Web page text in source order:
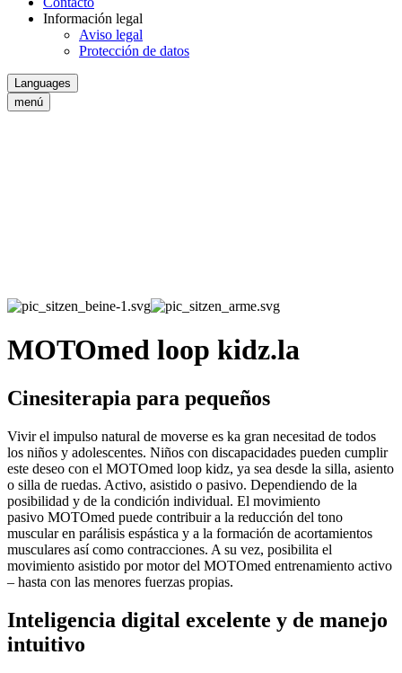
Información legal
Aviso legal
Protección de datos
Languages
menú
MOTOmed loop kidz.la
Cinesiterapia para pequeños
Vivir el impulso natural de moverse es ka gran necesitad de todos
los niños y adolescentes. Niños con discapacidades pueden cumplir
este deseo con el MOTOmed loop kidz, ya sea desde la silla, asiento
o silla de ruedas. Activo, asistido o pasivo. Dependiendo de la
posibilidad y de la condición individual. El movimiento
pasivo MOTOmed puede contribuir a la reducción del tono
muscular en parálisis espástica y a la formación de acortamientos
musculares así como contracciones. A su vez, posibilita el
movimiento asistido por motor del MOTOmed entrenamiento activo
– hasta con las menores fuerzas propias.
Inteligencia digital excelente y de manejo
intuitivo